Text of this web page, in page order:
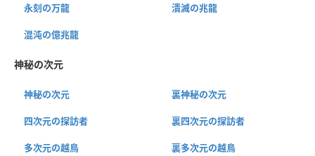
永刻の万龍 潰滅の兆龍
混沌の億兆龍
神秘の次元
神秘の次元 裏神秘の次元
四次元の探訪者 裏四次元の探訪者
多次元の越鳥 裏多次元の越鳥